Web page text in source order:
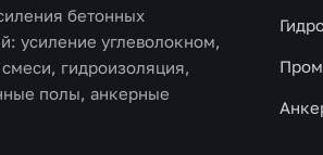
бетонных
усиление углеволокном,
гидроизоляция,
полы, анкерные